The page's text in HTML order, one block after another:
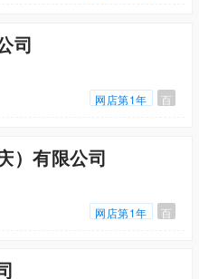
司
网店第1年 百
）有限公司
网店第1年 百